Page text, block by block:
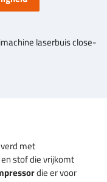
met
stof die vrijkomt
die er voor